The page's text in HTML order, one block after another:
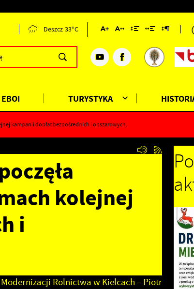
Deszcz 33°C
EBOI TURYSTYKA
kampanii dopłat bezpośrednich i obszarowych.
kolejnej
i
Rolnictwa w Kielcach – Piotr